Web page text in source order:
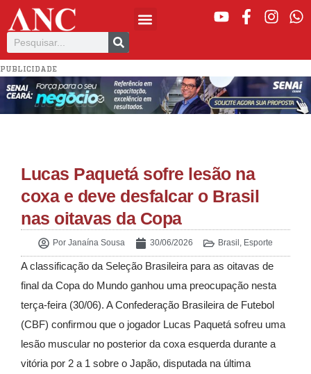
PUBLICIDADE
Lucas Paquetá sofre lesão na
coxa e deve desfalcar o Brasil
nas oitavas da Copa
Por Janaína Sousa 30/06/2026 Brasil , Esporte
A classificação da Seleção Brasileira para as oitavas de
final da Copa do Mundo ganhou uma preocupação nesta
terça-feira (30/06). A Confederação Brasileira de Futebol
(CBF) confirmou que o jogador Lucas Paquetá sofreu uma
lesão muscular no posterior da coxa esquerda durante a
vitória por 2 a 1 sobre o Japão, disputada na última